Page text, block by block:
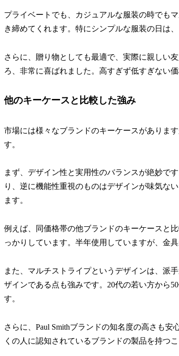
プライベートでも、カジュアルな服装の時でも
き締めてくれます。特にシンプルな服装の日は
さらに、贈り物としても最適で、実際に親しい
ろ、非常に喜ばれました。高すぎず低すぎない
他のキーケースと比較した強み
市場には様々なブランドのキーケースがありま
す。
まず、デザイン性と実用性のバランスが絶妙で
り、逆に機能性重視のものはデザインが味気な
ます。
例えば、同価格帯の他ブランドのキーケースと
っかりしています。半年使用していますが、金
また、マルチストライプというデザインは、派
ザインである点も強みです。20代の若い方から
す。
さらに、Paul Smithブランドの知名度の高さも
くの人に認知されているブランドの製品を持つ